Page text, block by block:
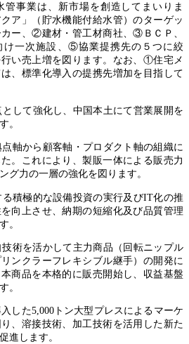
管事業は、新市場を創造してまいりま
ア」（貯水機能付給水管）のターゲッ
ー、②建材・管工材商社、③ＢＣＰ、
一次施設、⑤協業提携先の５つに絞
行い売上増を図ります。なお、①住宅メ
、標準化導入の提携先増加を目指して
として強化し、中国本土にて営業展開を
。
点軸から顧客軸・プロダクト軸の組織に
。これにより、製販一体による販売力
グ力の一層の強化を図ります。
る積極的な設備投資の実行及びIT化の推
向上させ、納期の短縮化及び品質管理
。
技術を活かして主力商品（回転ニップル
ンクラーフレキシブル継手）の開発に
商品を本格的に販売開始し、収益基盤
。
入した5,000トン大型プレスによるマーケ
、溶接技術、加工技術を活用した新た
進します。